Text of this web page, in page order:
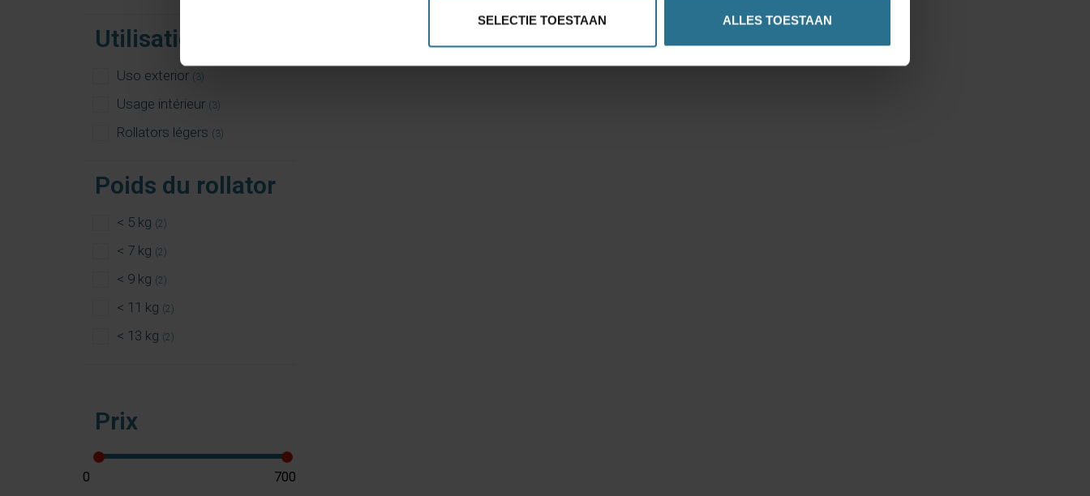
SELECTIE TOESTAAN ALLES TOESTAAN
Utilisation
Uso exterior (3)
Usage intérieur (3)
Rollators légers (3)
Poids du rollator
< 5 kg (2)
< 7 kg (2)
< 9 kg (2)
< 11 kg (2)
< 13 kg (2)
Prix